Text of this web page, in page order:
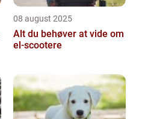
08 august 2025
Alt du behøver at vide om
el-scootere